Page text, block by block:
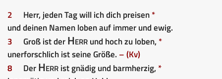
2 Herr, jeden Tag will ich dich preisen*
und deinen Namen loben auf immer und ewig.
3
Groß ist derHerrund hoch zu loben, *
unerforschlich ist seine Größe. – (Kv)
8
DerHerrist gnädig und barmherzig, *